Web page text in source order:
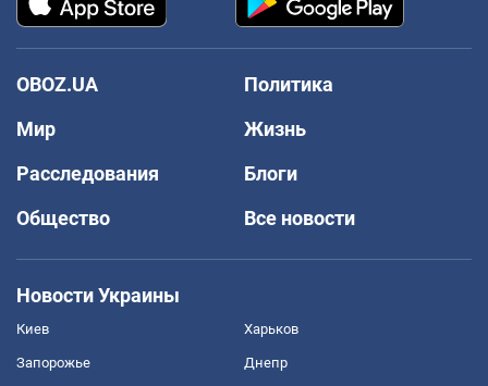
OBOZ.UA
Политика
Мир
Жизнь
Расследования
Блоги
Общество
Все новости
Новости Украины
Киев Харьков
Запорожье Днепр